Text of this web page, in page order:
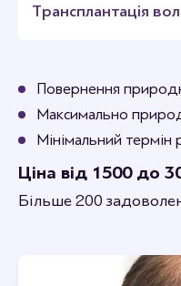
Трансплантація
Повернення
Максимально
Мінімальний термін
Ціна від 1500 до
Більше 200